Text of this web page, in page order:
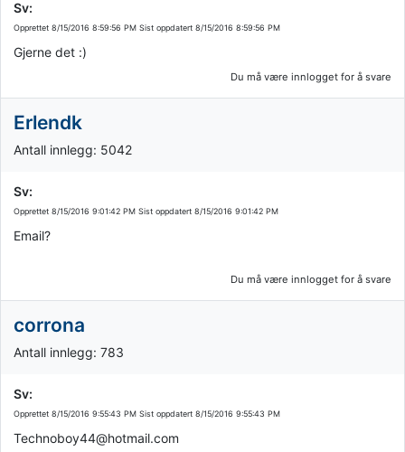
Sv:
Opprettet 8/15/2016 8:59:56 PM Sist oppdatert 8/15/2016 8:59:56 PM
Gjerne det :)
Du må være innlogget for å svare
Erlendk
Antall innlegg: 5042
Sv:
Opprettet 8/15/2016 9:01:42 PM Sist oppdatert 8/15/2016 9:01:42 PM
Email?
Du må være innlogget for å svare
corrona
Antall innlegg: 783
Sv:
Opprettet 8/15/2016 9:55:43 PM Sist oppdatert 8/15/2016 9:55:43 PM
Technoboy44@hotmail.com